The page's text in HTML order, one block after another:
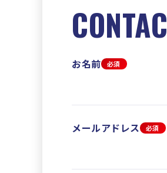
お名前 必須
メールアドレス 必須